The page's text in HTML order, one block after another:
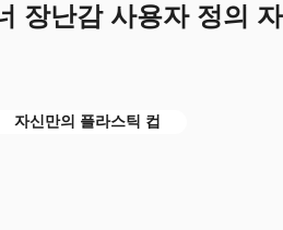
장난감 사용자 정의
자신만의 플라스틱 컵